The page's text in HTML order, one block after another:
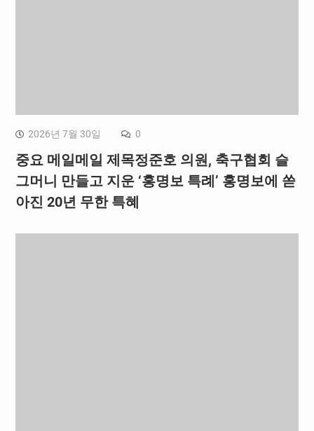
2026년 7월 30일 0
중요 메일메일 제목정준호 의원, 축구협회 슬
그머니 만들고 지운 ‘홍명보 특례’ 홍명보에 쏟
아진 20년 무한 특혜